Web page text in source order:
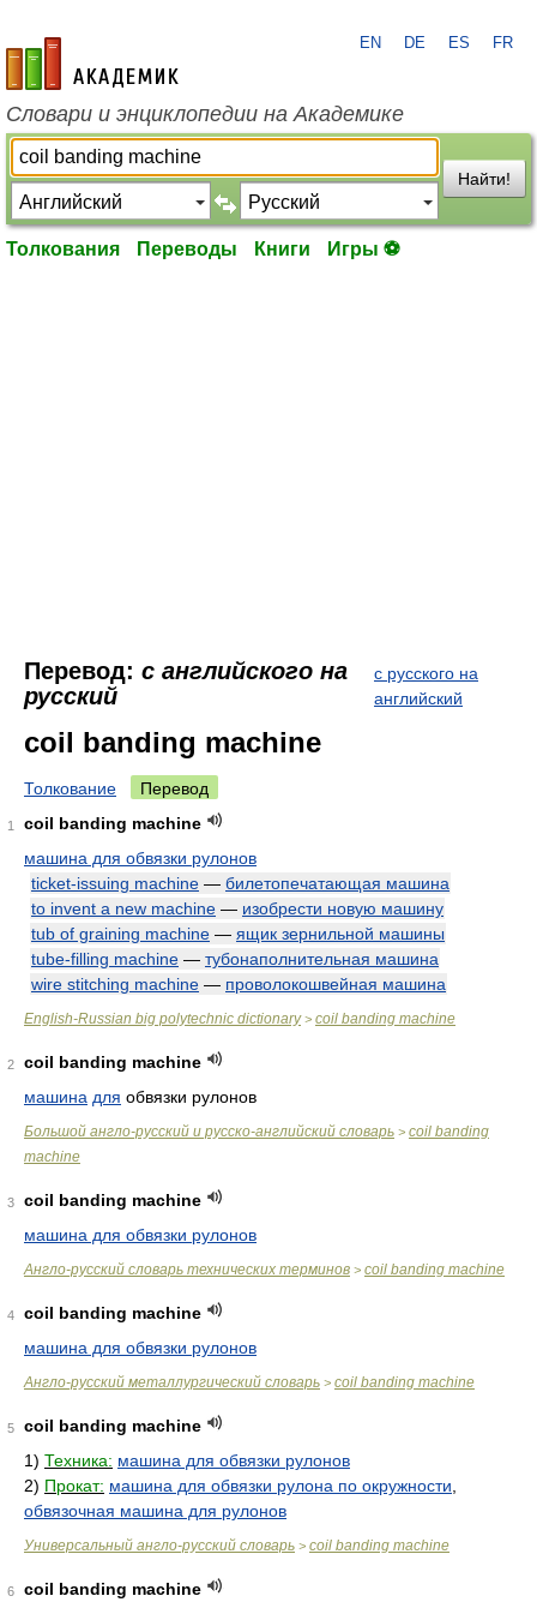
academic.ru
EN DE ES FR
Словари и энциклопедии на Академике
Найти!
Толкования Переводы Книги Игры ⚽
Перевод: с английского на
русский
с русского на
английский
coil banding machine
Толкование Перевод
1
coil banding machine
машина для обвязки рулонов
ticket-issuing machine — билетопечатающая машина
to invent a new machine — изобрести новую машину
tub of graining machine — ящик зернильной машины
tube-filling machine — тубонаполнительная машина
wire stitching machine — проволокошвейная машина
English-Russian big polytechnic dictionary> coil banding machine
2
coil banding machine
машина для обвязки рулонов
Большой англо-русский и русско-английский словарь > coil banding
machine
3
coil banding machine
машина для обвязки рулонов
Англо-русский словарь технических терминов > coil banding machine
4
coil banding machine
машина для обвязки рулонов
Англо-русский металлургический словарь > coil banding machine
5
coil banding machine
1) Техника: машина для обвязки рулонов
2) Прокат: машина для обвязки рулона по окружности
обвязочная машина для рулонов
Универсальный англо-русский словарь > coil banding machine
6
coil banding machine